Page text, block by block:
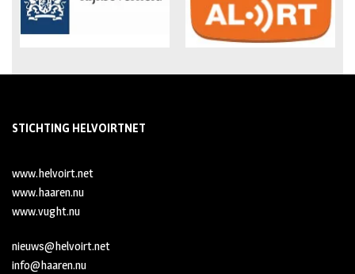
STICHTING HELVOIRTNET
www.helvoirt.net
www.haaren.nu
www.vught.nu
nieuws@helvoirt.net
info@haaren.nu